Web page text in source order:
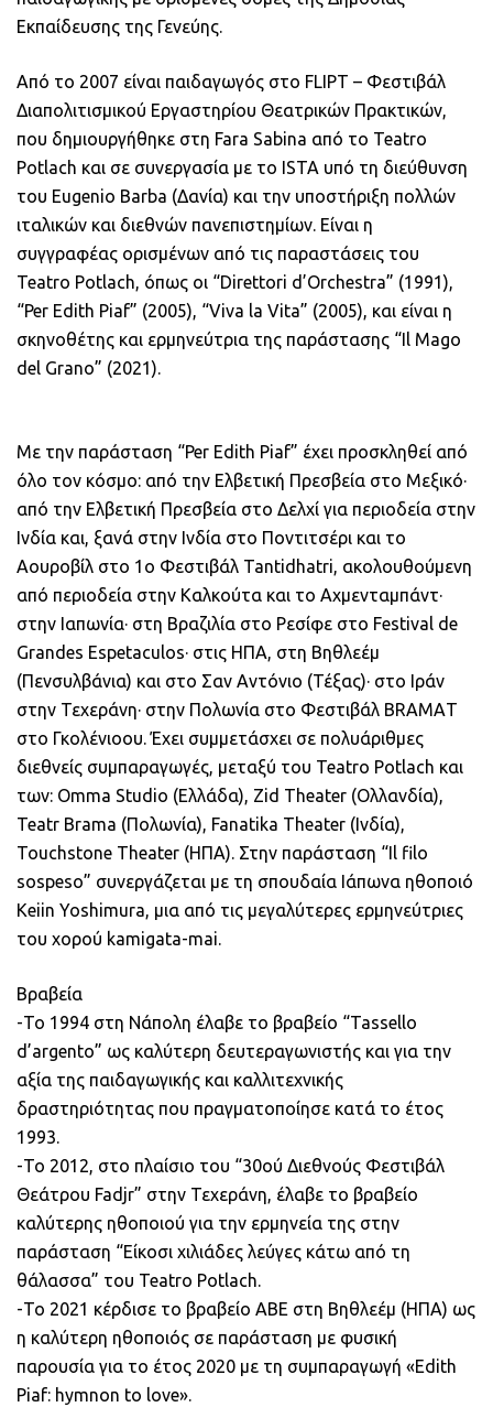
Εκπαίδευσης της Γενεύης.
Από το 2007 είναι παιδαγωγός στο FLIPT – Φεστιβάλ
Διαπολιτισμικού Εργαστηρίου Θεατρικών Πρακτικών,
που δημιουργήθηκε στη Fara Sabina από το Teatro
Potlach και σε συνεργασία με το ISTA υπό τη διεύθυνση
του Eugenio Barba (Δανία) και την υποστήριξη πολλών
ιταλικών και διεθνών πανεπιστημίων. Είναι η
συγγραφέας ορισμένων από τις παραστάσεις του
Teatro Potlach, όπως οι “Direttori d’Orchestra” (1991),
“Per Edith Piaf” (2005), “Viva la Vita” (2005), και είναι η
σκηνοθέτης και ερμηνεύτρια της παράστασης “Il Mago
del Grano” (2021).
Με την παράσταση “Per Edith Piaf” έχει προσκληθεί από
όλο τον κόσμο: από την Ελβετική Πρεσβεία στο Μεξικό·
από την Ελβετική Πρεσβεία στο Δελχί για περιοδεία στην
Ινδία και, ξανά στην Ινδία στο Ποντιτσέρι και το
Αουροβίλ στο 1ο Φεστιβάλ Tantidhatri, ακολουθούμενη
από περιοδεία στην Καλκούτα και το Αχμενταμπάντ·
στην Ιαπωνία· στη Βραζιλία στο Ρεσίφε στο Festival de
Grandes Espetaculos· στις ΗΠΑ, στη Βηθλεέμ
(Πενσυλβάνια) και στο Σαν Αντόνιο (Τέξας)· στο Ιράν
στην Τεχεράνη· στην Πολωνία στο Φεστιβάλ BRAMΑT
στο Γκολένιοου. Έχει συμμετάσχει σε πολυάριθμες
διεθνείς συμπαραγωγές, μεταξύ του Teatro Potlach και
των: Omma Studio (Ελλάδα), Zid Theater (Ολλανδία),
Teatr Brama (Πολωνία), Fanatika Theater (Ινδία),
Touchstone Theater (ΗΠΑ). Στην παράσταση “Il filo
sospeso” συνεργάζεται με τη σπουδαία Ιάπωνα ηθοποιό
Keiin Yoshimura, μια από τις μεγαλύτερες ερμηνεύτριες
του χορού kamigata-mai.
Βραβεία
-Το 1994 στη Νάπολη έλαβε το βραβείο “Tassello
d’argento” ως καλύτερη δευτεραγωνιστής και για την
αξία της παιδαγωγικής και καλλιτεχνικής
δραστηριότητας που πραγματοποίησε κατά το έτος
1993.
-Το 2012, στο πλαίσιο του “30ού Διεθνούς Φεστιβάλ
Θεάτρου Fadjr” στην Τεχεράνη, έλαβε το βραβείο
καλύτερης ηθοποιού για την ερμηνεία της στην
παράσταση “Είκοσι χιλιάδες λεύγες κάτω από τη
θάλασσα” του Teatro Potlach.
-Το 2021 κέρδισε το βραβείο ABE στη Βηθλεέμ (ΗΠΑ) ως
η καλύτερη ηθοποιός σε παράσταση με φυσική
παρουσία για το έτος 2020 με τη συμπαραγωγή «Edith
Piaf: hymnon to love».